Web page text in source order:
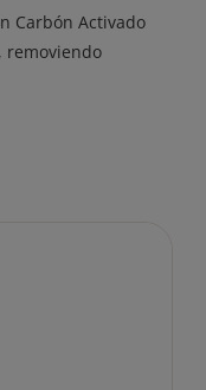
Carbón Activado
removiendo